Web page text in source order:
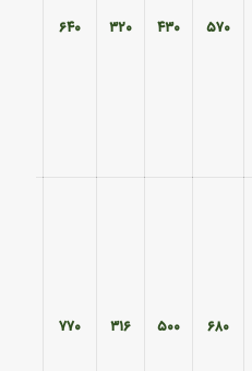
۵۷۰ ۴۳۰ ۳۲۰ ۶۴۰
۶۸۰ ۵۰۰ ۳۱۶ ۷۷۰